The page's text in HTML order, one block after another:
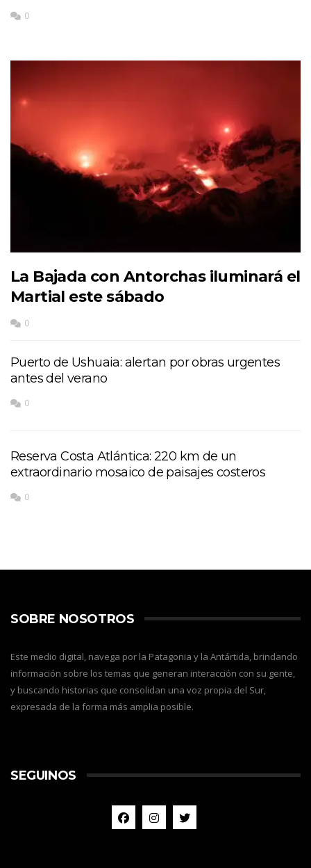
0
La Bajada con Antorchas iluminará el
Martial este sábado
0
Puerto de Ushuaia: alertan por obras urgentes
antes del verano
0
Reserva Costa Atlántica: 220 km de un
extraordinario mosaico de paisajes costeros
0
SOBRE NOSOTROS
Este medio digital, navega por la Patagonia y la Antártida, brindando
información sobre los temas que generan interacción con su gente,
y buscando historias que consolidan una voz propia del Sur,
expresada de la forma más amplia posible.
SEGUINOS